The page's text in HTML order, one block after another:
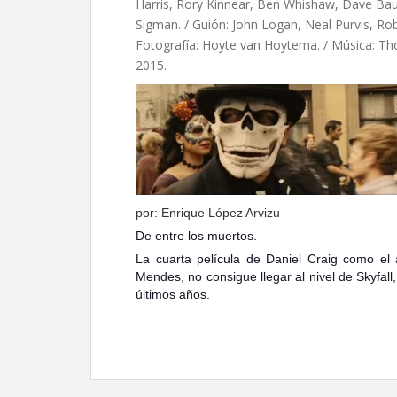
Harris, Rory Kinnear, Ben Whishaw, Dave
Sigman. / Guión: John Logan, Neal Purvis,
Fotografía: Hoyte van Hoytema. / Música:
2015.
por: Enrique López Arvizu
De entre los muertos.
La cuarta película de Daniel Craig como
Mendes, no consigue llegar al nivel de
últimos años.